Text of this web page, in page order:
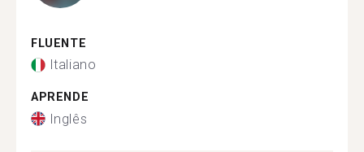
FLUENTE
Italiano
APRENDE
Inglês